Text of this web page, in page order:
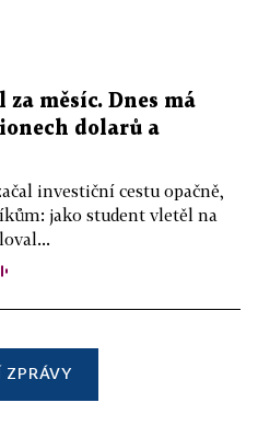
měsíc. Dnes má
dolarů a
investiční cestu opačně,
jako student vletěl na
ZPRÁVY